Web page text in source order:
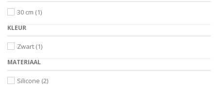
30 cm (1)
KLEUR
Zwart (1)
MATERIAAL
Silicone (2)